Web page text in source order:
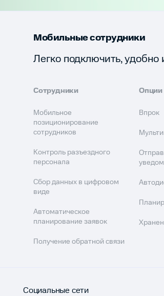
Мобильные сотрудники
Легко подключить, удобно
Сотрудники
Мобильное
позиционирование
сотрудников
Контроль разъездного
персонала
Сбор данных в цифровом
виде
Автоматическое
планирование заявок
Получение обратной связи
Опции
Впрок
Социальные сети